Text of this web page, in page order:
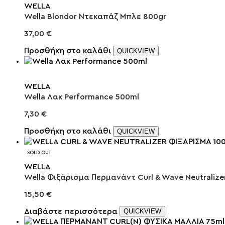
WELLA
Wella Blondor Ντεκαπάζ Μπλε 800gr
37,00 €
Προσθήκη στο καλάθι QUICKVIEW
WELLA
Wella Λακ Performance 500ml
7,30 €
Προσθήκη στο καλάθι QUICKVIEW
SOLD OUT
WELLA
Wella Φιξάρισμα Περμανάντ Curl & Wave
15,50 €
Διαβάστε περισσότερα QUICKVIEW